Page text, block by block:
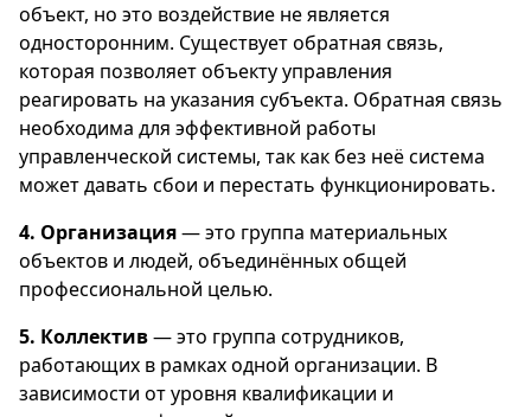
объект, но это воздействие не является
односторонним. Существует обратная связь,
которая позволяет объекту управления
реагировать на указания субъекта. Обратная связь
необходима для эффективной работы
управленческой системы, так как без неё система
может давать сбои и перестать функционировать.
4. Организация— это группа материальных
объектов и людей, объединённых общей
профессиональной целью.
5. Коллектив— это группа сотрудников,
работающих в рамках одной организации. В
зависимости от уровня квалификации и